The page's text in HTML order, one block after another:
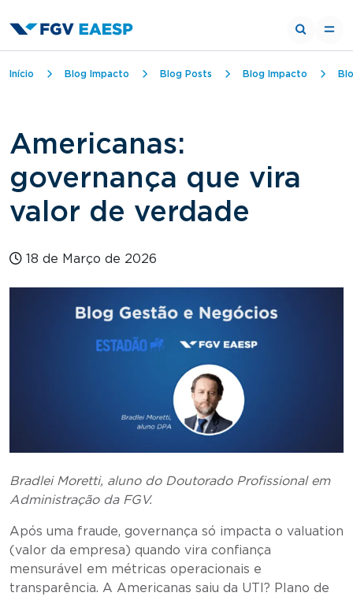
Trilha de navegação
Início Blog Impacto Blog Posts Blog Impacto
Americanas:
governança que vira
valor de verdade
18 de Março de 2026
Bradlei Moretti, aluno do Doutorado Profissional em
Administração da FGV.
Após uma fraude, governança só impacta o valuation
(valor da empresa) quando vira confiança
mensurável em métricas operacionais e
transparência. A Americanas saiu da UTI? Plano de